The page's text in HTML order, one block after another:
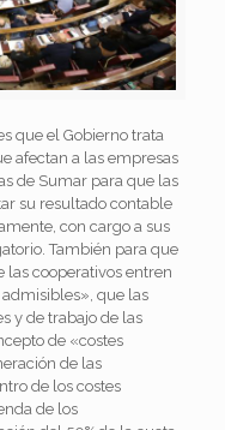
que el Gobierno trata
afectan a las empresas
de Sumar para que las
su resultado contable
con cargo a sus
También para que
las cooperativos entren
que las
y de trabajo de las
de «costes
de las
de los costes
de los